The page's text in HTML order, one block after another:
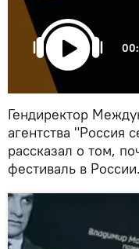
Гендиректор
агентства "Россия
рассказал о том,
фестиваль в России.